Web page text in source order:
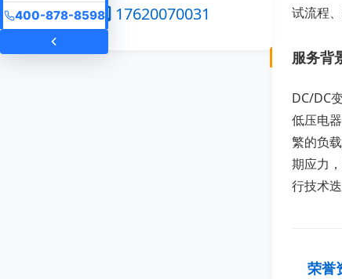
试流程
服务背
DC/DC
低压电
繁的负
期应力
行技术
荣誉
17620070031
400-878-8598